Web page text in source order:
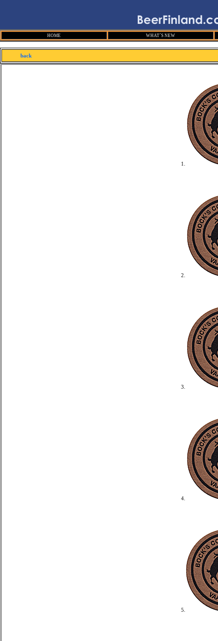
HOME WHAT´S NEW
back
1.
2.
3.
4.
5.